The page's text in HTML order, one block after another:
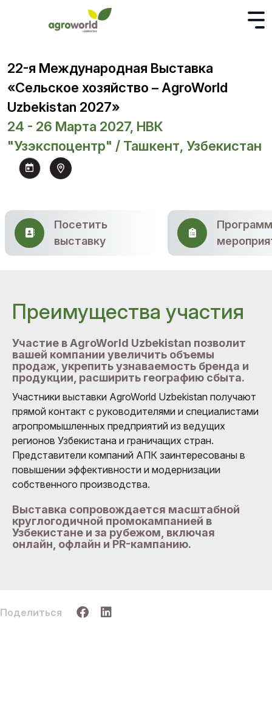
22-я Международная Выставка
«Сельское хозяйство – AgroWorld
Uzbekistan 2027»
24 - 26 Марта 2027, НВК
"Узэкспоцентр" / Ташкент, Узбекистан
Посетить
выставку
Преимущества участия
Участие в AgroWorld Uzbekistan позволит
вашей компании увеличить объемы
продаж, укрепить узнаваемость бренда и
продукции, расширить географию сбыта.
Участники выставки AgroWorld Uzbekistan получают
прямой контакт с руководителями и специалистами
агропромышленных предприятий из ведущих
регионов Узбекистана и граничащих стран.
Представители компаний АПК заинтересованы в
повышении эффективности и модернизации
собственного производства.
Выставка сопровождается масштабной
круглогодичной промокампанией в
Узбекистане и за рубежом, включая
онлайн, офлайн и PR-кампанию.
Поделиться